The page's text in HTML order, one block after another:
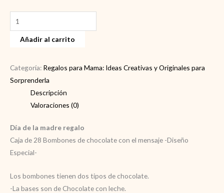
Día
de
regalo
cantidad
Añadir al carrito
Categoría: Regalos para Mama: Ideas Creativas y Originales para
Sorprenderla
Descripción
Valoraciones (0)
Día de la madre regalo
Caja de 28 Bombones de chocolate con el mensaje -Diseño
Especial-
Los bombones tienen dos tipos de chocolate.
-La bases son de Chocolate con leche.